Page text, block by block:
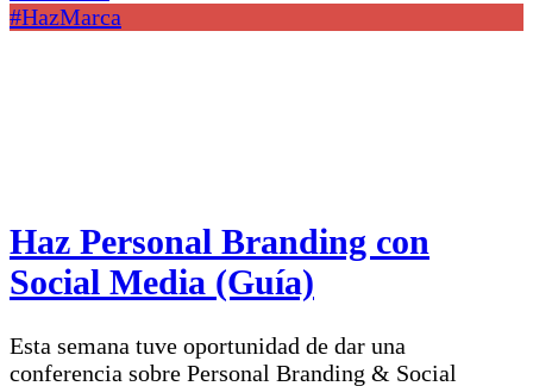
#HazMarca
Haz Personal Branding con
Social Media (Guía)
Esta semana tuve oportunidad de dar una
conferencia sobre Personal Branding & Social